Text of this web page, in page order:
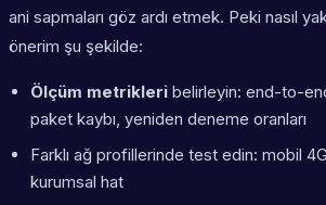
ani sapmaları göz ardı etmek. Peki nasıl
önerim şu şekilde:
Ölçüm metrikleri belirleyin: end-to-
paket kaybı, yeniden deneme oranları
Farklı ağ profillerinde test edin: mobil
kurumsal hat